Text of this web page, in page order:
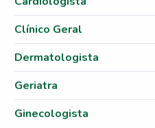
Clínico Geral
Dermatologista
Geriatra
Ginecologista